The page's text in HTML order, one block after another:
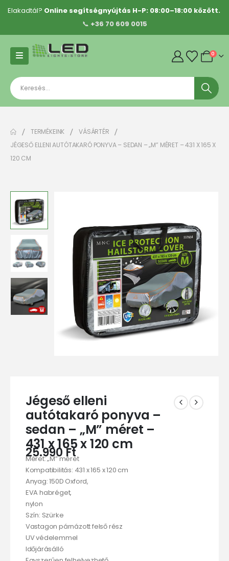
Elakadtál? Online segítségnyújtás H-P: 08:00–18:00 között.
📞 +36 70 609 0015
0
TERMÉKEINK
VÁSÁRTÉR
JÉGESŐ ELLENI AUTÓTAKARÓ PONYVA – SEDAN – „M” MÉRET – 431 X 165 X
120 CM
Jégeső elleni
autótakaró ponyva –
sedan – „M” méret –
431 x 165 x 120 cm
25.990Ft
Méret: „M” méret
Kompatibilitás: 431 x 165 x 120 cm
Anyag: 150D Oxford,
EVA habréget,
nylon
Szín: Szürke
Vastagon párnázott felső rész
UV védelemmel
Időjárásálló